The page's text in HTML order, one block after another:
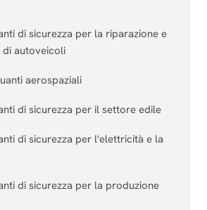
di sicurezza per la riparazione e
di autoveicoli
aerospaziali
di sicurezza per il settore edile
di sicurezza per l'elettricità e la
di sicurezza per la produzione